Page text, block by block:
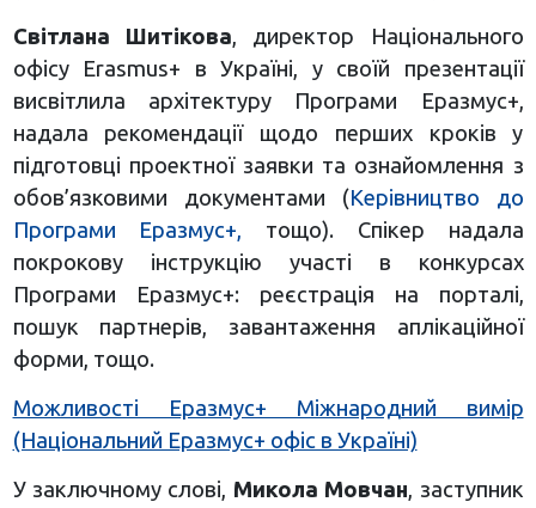
Світлана Шитікова, директор Національного
офісу Erasmus+ в Україні, у своїй презентації
висвітлила архітектуру Програми Еразмус+,
надала рекомендації щодо перших кроків у
підготовці проектної заявки та ознайомлення з
обов’язковими документами (Керівництво до
Програми Еразмус+, тощо). Спікер надала
покрокову інструкцію участі в конкурсах
Програми Еразмус+: реєстрація на порталі,
пошук партнерів, завантаження аплікаційної
форми, тощо.
Можливості Еразмус+ Міжнародний вимір
(Національний Еразмус+ офіс в Україні)
У заключному слові, Микола Мовчан, заступник